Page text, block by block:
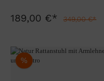
189,00 €* 349,00 €*
%